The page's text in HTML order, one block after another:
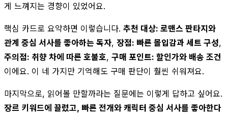
게 느껴지는 경향이 있었어요.
핵심 카드로 요약하면 이렇습니다. 추천 대상: 로맨스 판타지와
관계 중심 서사를 좋아하는 독자, 장점: 빠른 몰입감과 세트 구성,
주의점: 취향 차에 따른 호불호, 구매 포인트: 할인가와 배송 조건
이에요. 이 네 가지만 기억해도 구매 판단이 훨씬 쉬워져요.
마지막으로, 읽어볼 만할까라는 질문에는 이렇게 답하고 싶어요.
장르 키워드에 끌렸고, 빠른 전개와 캐릭터 중심 서사를 좋아한다